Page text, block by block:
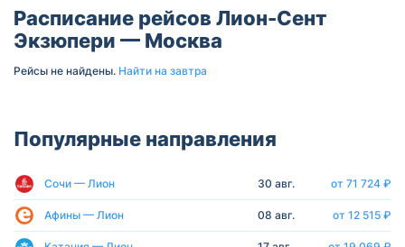
Расписание рейсов Лион-Сент
Экзюпери — Москва
Рейсы не найдены. Найти на завтра
Популярные направления
Сочи — Лион 30 авг. от 71 724 ₽
Афины — Лион 08 авг. от 12 515 ₽